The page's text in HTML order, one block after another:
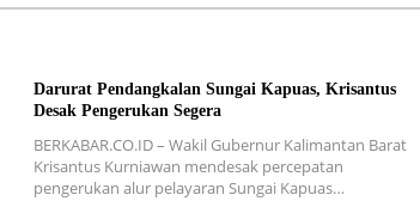
Darurat Pendangkalan Sungai Kapuas, Krisantus
Desak Pengerukan Segera
BERKABAR.CO.ID – Wakil Gubernur Kalimantan Barat
Krisantus Kurniawan mendesak percepatan
pengerukan alur pelayaran Sungai Kapuas…